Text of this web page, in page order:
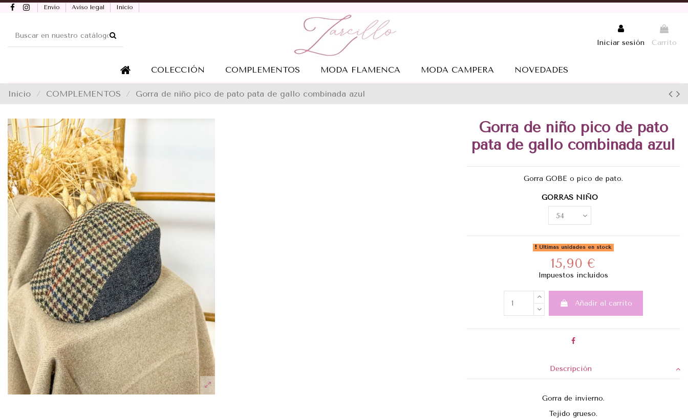
Envío Aviso legal Inicio
Iniciar sesión Carrito
COLECCIÓN COMPLEMENTOS MODA FLAMENCA MODA CAMPERA NOVEDADES
Inicio COMPLEMENTOS Gorra de niño pico de pato pata de gallo combinada azul
Gorra de niño pico de pato
pata de gallo combinada azul
Gorra GOBE o pico de pato.
GORRAS NIÑO
Últimas unidades en stock
15,90 €
Impuestos incluidos
Añadir al carrito
Descripción
Gorra de invierno.
Tejido grueso.